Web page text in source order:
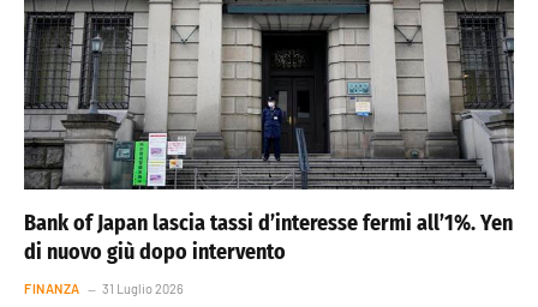
Bank of Japan lascia tassi d’interesse fermi all’1%. Yen
di nuovo giù dopo intervento
FINANZA 31 Luglio 2026